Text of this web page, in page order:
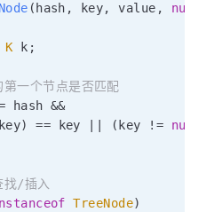
( hash , key, value , null
K k ;
一个节点是否匹配
hash &&
key) == key ( key !=
null
/插入
TreeNode)